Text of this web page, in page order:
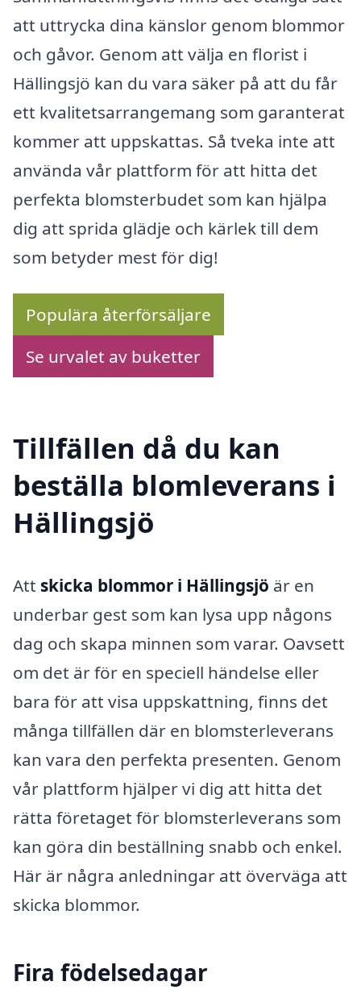
att uttrycka dina känslor genom blommor
och gåvor. Genom att välja en florist i
Hällingsjö kan du vara säker på att du får
ett kvalitetsarrangemang som garanterat
kommer att uppskattas. Så tveka inte att
använda vår plattform för att hitta det
perfekta blomsterbudet som kan hjälpa
dig att sprida glädje och kärlek till dem
som betyder mest för dig!
Populära återförsäljare
Se urvalet av buketter
Tillfällen då du kan
beställa blomleverans i
Hällingsjö
Att skicka blommor i Hällingsjö är en
underbar gest som kan lysa upp någons
dag och skapa minnen som varar. Oavsett
om det är för en speciell händelse eller
bara för att visa uppskattning, finns det
många tillfällen där en blomsterleverans
kan vara den perfekta presenten. Genom
vår plattform hjälper vi dig att hitta det
rätta företaget för blomsterleverans som
kan göra din beställning snabb och enkel.
Här är några anledningar att överväga att
skicka blommor.
Fira födelsedagar